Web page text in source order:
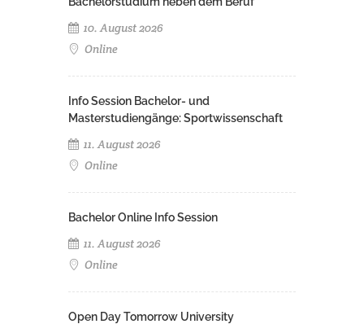
10. August 2026
Online
Info Session Bachelor- und
Masterstudiengänge: Sportwissenschaft
11. August 2026
Online
Bachelor Online Info Session
11. August 2026
Online
Open Day Tomorrow University